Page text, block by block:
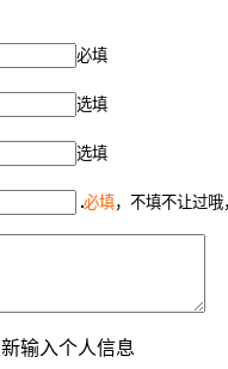
必填
选填
选填
必填，不填不让过
输入个人信息